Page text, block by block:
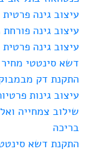
עיצוב גינה
עיצוב גינה פורחת
עיצוב גינה
דשא סינטטי מחיר
התקנת דק
עיצוב גינות
שילוב צמחייה
בריכה
התקנת דשא